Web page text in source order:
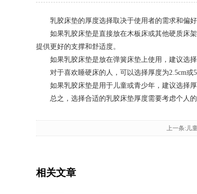
乳胶床垫的厚度选择取决于使用者的需求和偏好
如果乳胶床垫是直接放在木板床或其他硬质床架
提供更好的支撑和舒适度。
如果乳胶床垫是放在弹簧床垫上使用，建议选择
对于喜欢睡硬床的人，可以选择厚度为2.5cm或
如果乳胶床垫是用于儿童或青少年，建议选择厚
总之，选择合适的乳胶床垫厚度需要考虑个人的
上一条:儿
相关文章